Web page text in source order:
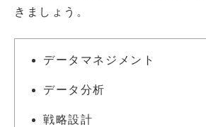
きましょう。
データマネジメント
データ分析
戦略設計